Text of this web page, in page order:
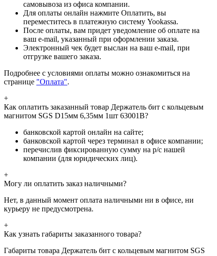
самовывоза из офиса компании.
Для оплаты онлайн нажмите Оплатить, вы
переместитесь в платежную систему Yookassa.
После оплаты, вам придет уведомление об оплате на
ваш e-mail, указанный при оформлении заказа.
Электронный чек будет выслан на ваш e-mail, при
отгрузке вашего заказа.
Подробнее с условиями оплаты можно ознакомиться на
странице "Оплата".
+
Как оплатить заказанный товар Держатель бит с кольцевым
магнитом SGS D15мм 6,35мм 1шт 63001B?
банковской картой онлайн на сайте;
банковской картой через терминал в офисе компании;
перечислив фиксированную сумму на р/с нашей
компании (для юридических лиц).
+
Могу ли оплатить заказ наличными?
Нет, в данный момент оплата наличными ни в офисе, ни
курьеру не предусмотрена.
+
Как узнать габариты заказанного товара?
Габариты товара Держатель бит с кольцевым магнитом SGS